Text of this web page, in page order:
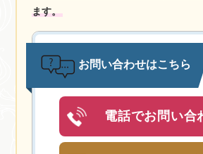
ます。
お問い合わせはこちら
電話でお問い合